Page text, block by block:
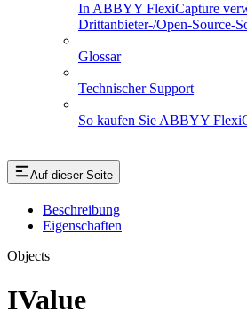
In ABBYY FlexiCapture
Drittanbieter-/Open-Source-
Glossar
Technischer Support
So kaufen Sie ABBYY
Auf dieser Seite
Beschreibung
Eigenschaften
Objects
IValue